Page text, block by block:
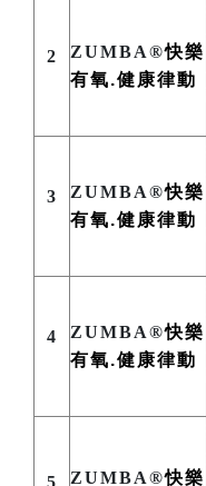
2 ZUMBA®快樂
有氧.健康律動
3 ZUMBA®快樂
有氧.健康律動
4 ZUMBA®快樂
有氧.健康律動
5 ZUMBA®快樂